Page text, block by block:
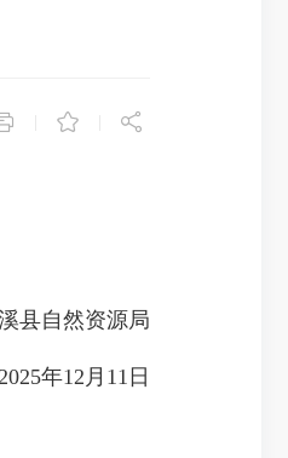
 
自然资源局
年12月11日